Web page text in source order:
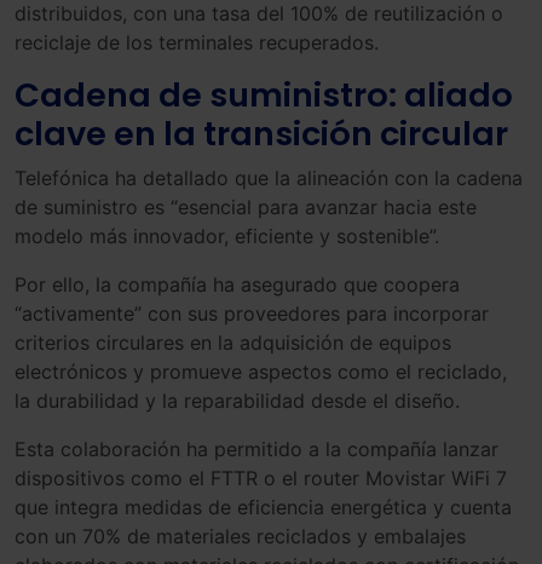
distribuidos, con una tasa del 100% de reutilización o
reciclaje de los terminales recuperados.
Cadena de suministro: aliado
clave en la transición circular
Telefónica ha detallado que la alineación con la cadena
de suministro es “esencial para avanzar hacia este
modelo más innovador, eficiente y sostenible”.
Por ello, la compañía ha asegurado que coopera
“activamente” con sus proveedores para incorporar
criterios circulares en la adquisición de equipos
electrónicos y promueve aspectos como el reciclado,
la durabilidad y la reparabilidad desde el diseño.
Esta colaboración ha permitido a la compañía lanzar
dispositivos como el FTTR o el router Movistar WiFi 7
que integra medidas de eficiencia energética y cuenta
con un 70% de materiales reciclados y embalajes